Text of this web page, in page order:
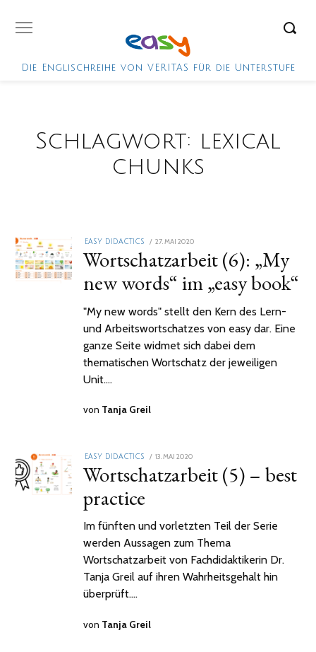
Die Englischreihe von VERITAS für die Unterstufe
Schlagwort: lexical
chunks
EASY DIDACTICS
POSTED
27. MAI 2020
FEBRUAR
2021
Wortschatzarbeit (6): „My
new words“ im „easy book“
"My new words" stellt den Kern des Lern-
und Arbeitswortschatzes von easy dar. Eine
ganze Seite widmet sich dabei dem
thematischen Wortschatz der jeweiligen
Unit.…
von Tanja Greil
EASY DIDACTICS
POSTED
13. MAI 2020
FEBRUAR
2021
Wortschatzarbeit (5) – best
practice
Im fünften und vorletzten Teil der Serie
werden Aussagen zum Thema
Wortschatzarbeit von Fachdidaktikerin Dr.
Tanja Greil auf ihren Wahrheitsgehalt hin
überprüft.…
von Tanja Greil